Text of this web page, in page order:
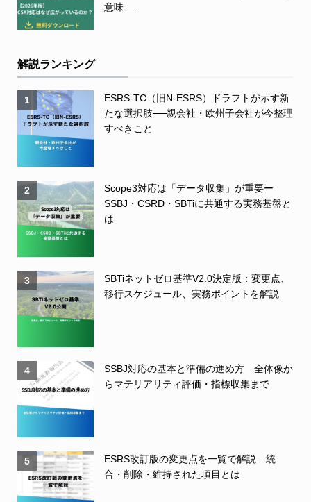
意味 ―
解説ランキング
1
ESRS-TC（旧N-ESRS）ドラフトが示す新
たな選択肢──親会社・欧州子会社が今整理
すべきこと
2
Scope3対応は「データ収集」が重要ー
SSBJ・CSRD・SBTiに共通する実務基盤と
は
3
SBTiネットゼロ基準V2.0決定版：変更点、
移行スケジュール、実務ポイントを解説
4
SSBJ対応の基本と準備の進め方 全体像か
らマテリアリティ評価・指標収集まで
5
ESRS改訂版の変更点を一覧で解説 統
合・削除・維持された項目とは